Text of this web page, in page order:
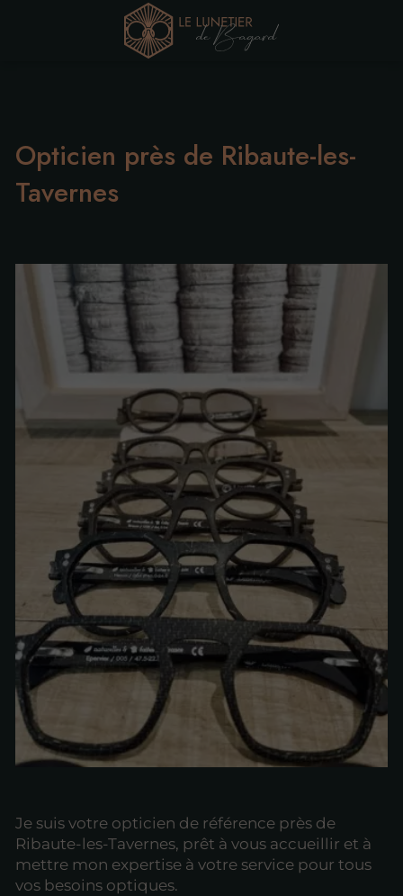
Opticien près de Ribaute-les-
Tavernes
Je suis votre opticien de référence près de
Ribaute-les-Tavernes, prêt à vous accueillir et à
mettre mon expertise à votre service pour tous
vos besoins optiques.